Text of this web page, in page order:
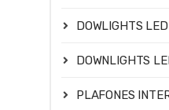
DOWLIGHTS
DOWNLIGHTS
PLAFONES